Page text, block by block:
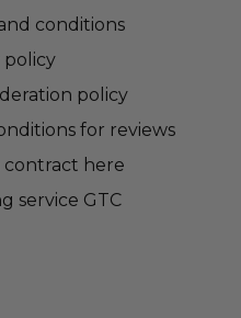
conditions
policy
policy
for reviews
here
service GTC